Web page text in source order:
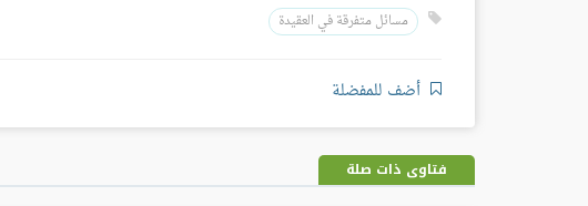
مسائل متفرقة في العقيدة
أضف للمفضلة
فتاوى ذات صلة